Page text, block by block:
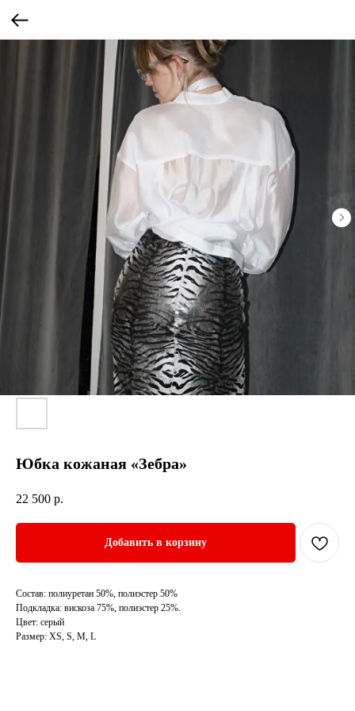
Юбка кожаная «Зебра»
22 500 р.
Добавить в корзину
Состав: полиуретан 50%, полиэстер 50%
Подкладка: вискоза 75%, полиэстер 25%.
Цвет: серый
Размер: XS, S, M, L